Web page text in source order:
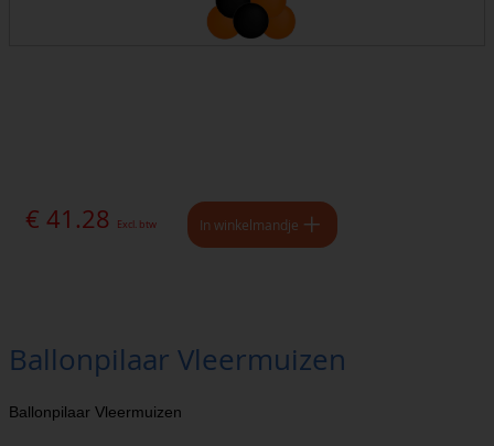
€ 41.28 Excl. btw In winkelmandje
Ballonpilaar Vleermuizen
Ballonpilaar Vleermuizen